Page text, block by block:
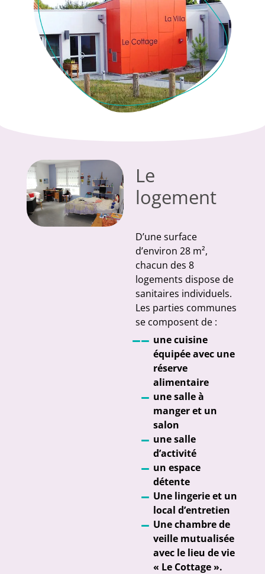
Le
logement
D’une surface
d’environ 28 m²,
chacun des 8
logements dispose de
sanitaires individuels.
Les parties communes
se composent de :
une cuisine
équipée avec une
réserve
alimentaire
une salle à
manger et un
salon
une salle
d’activité
un espace
détente
Une lingerie et un
local d’entretien
Une chambre de
veille mutualisée
avec le lieu de vie
« Le Cottage ».